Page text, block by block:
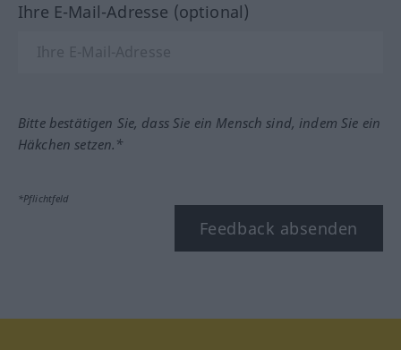
Ihre E-Mail-Adresse (optional)
Bitte bestätigen Sie, dass Sie ein Mensch sind, indem Sie ein
Häkchen setzen.*
*Pflichtfeld
Feedback absenden